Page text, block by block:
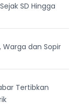
SD Hingga
Warga dan Sopir
Tertibkan